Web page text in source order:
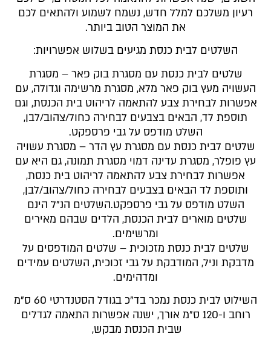
רעיון משלכם למלל חדש, נשמח לשמוע ולהתאים לכם
את המוצר הטוב ביותר.
השלטים לבית כנסת מגיעים בשלוש אפשרויות:
שלטים לבית כנסת עם מסגרת בוק פאר – מסגרת
העשויה מעץ בוק פאר מלא, מסגרת מרשימה וגדולה, עם
אפשרות לבחירת צבע להתאמה לריהוט בית הכנסת, וגם
תוספת לד, הבאים בצבעים לבחירה כחול/צהוב/לבן,
השלט מודפס על גבי פרספקט.
שלטים לבית כנסת עם מסגרת עץ הדר – מסגרת עשויה
עץ פופלר, מסגרת עדינה דמוי מסגרת תמונה, גם היא עם
אפשרות לבחירת צבע להתאמה לריהוט בית כנסת,
ותוספת לד הבאים בצבעים לבחירה כחול/צהוב/לבן,
השלט מודפס על גבי פרספקט.השלטים הנ”ל הינם
שלטים מוארים לבית הכנסת, הלדים שבהם מאירים
ומרשימים.
שלטים לבית כנסת מזכוכית – שלטים המודפסים על
מדבקת וניל, המודבקת על גבי זכוכית, השלטים עמידים
ומדהימים.
השילוט לבית כנסת נמכר בד”כ בגודל הסטנדרטי 60 ס”מ
רוחב ו-120 ס”מ אורך, ישנה אפשרות התאמה לגדלים
שבית הכנסת מבקש,